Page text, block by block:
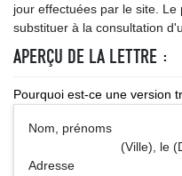
jour effectuées par le site.
substituer à la consultation
APERÇU DE LA LETTRE :
Pourquoi est-ce une version
Nom,
(Ville), le
Adresse